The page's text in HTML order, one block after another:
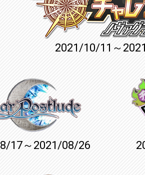
2021/10/11～
17～2021/08/26